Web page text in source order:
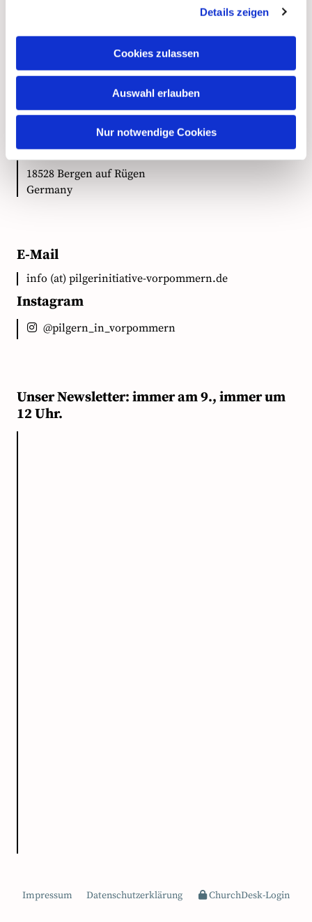
Details zeigen
Cookies zulassen
Auswahl erlauben
Nur notwendige Cookies
Kontakt
Anschrift
Ökumenische Pilgerinitiative Vorpommern e.V.
18528 Bergen auf Rügen
Germany
E-Mail
info (at) pilgerinitiative-vorpommern.de
Instagram
@pilgern_in_vorpommern
Unser Newsletter: immer am 9., immer um
12 Uhr.
Impressum Datenschutzerklärung ChurchDesk-Login